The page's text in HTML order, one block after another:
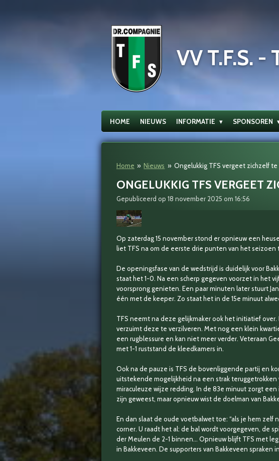
VV T.F.S. -
HOME NIEUWS INFORMATIE SPONSOREN
Home » Nieuws » Ongelukkig TFS vergeet zichzelf
ONGELUKKIG TFS VERGEET
Gepubliceerd op 18 november 2025 om 16:56
Op zaterdag 15 november stond er opnieuw een
liet TFS na om de eerste drie punten van het
De openingsfase van de wedstrijd is duidelijk voor
staat het 1-0. Na een scherp gegeven voorzet in het
voorsprong genieten. Een paar minuten later stuurt
één met de keeper. Zo staat het in de 15e minuut
TFS neemt na deze gelijkmaker ook het initiatief
verzuimt deze te verzilveren. Met nog een klein
een rugblessure en kan niet meer verder. Veteraan
met 1-1 ruststand de kleedkamers in.
Ook na de pauze is TFS de bovenliggende partij en
uitstekende mogelijkheid na een strak
miraculeuze wijze redding. In de 83e minuut zorgt
zijn geweest, maar opnieuw wist de doelman van
En dan slaat de oude voetbalwet toe: “als je hem
corner. U raadt het al: de bal wordt voorgegeven, de
der Meulen de 2-1 binnen... Opnieuw blijft TFS met
in Bakkeveen. De supporters van Bakkeveen